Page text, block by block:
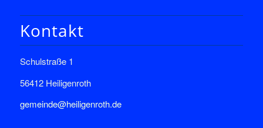
Kontakt
Schulstraße 1
56412 Heiligenroth
gemeinde@heiligenroth.de